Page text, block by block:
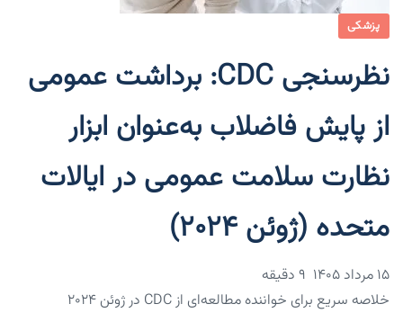
پزشکی
نظرسنجی CDC: برداشت عمومی
از پایش فاضلاب به‌عنوان ابزار
نظارت سلامت عمومی در ایالات
متحده (ژوئن ۲۰۲۴)
۱۵ مرداد ۱۴۰۵
خلاصه سریع برای خواننده مطالعه‌ای از CDC در ژوئن ۲۰۲۴